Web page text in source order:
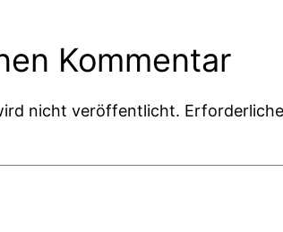
Kommentar
nicht veröffentlicht.